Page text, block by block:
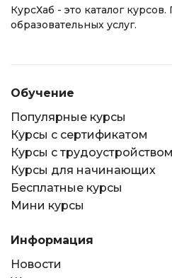
КурсХаб - это каталог
образовательных услуг.
Обучение
Популярные курсы
Курсы с сертификатом
Курсы с трудоустройством
Курсы для начинающих
Бесплатные курсы
Мини курсы
Информация
Новости